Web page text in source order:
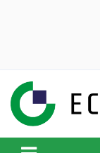
content